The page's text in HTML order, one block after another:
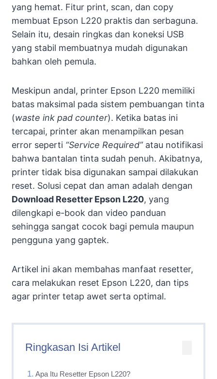
yang hemat. Fitur print, scan, dan copy
membuat Epson L220 praktis dan serbaguna.
Selain itu, desain ringkas dan koneksi USB
yang stabil membuatnya mudah digunakan
bahkan oleh pemula.
Meskipun andal, printer Epson L220 memiliki
batas maksimal pada sistem pembuangan tinta
(waste ink pad counter). Ketika batas ini
tercapai, printer akan menampilkan pesan
error seperti “Service Required”atau notifikasi
bahwa bantalan tinta sudah penuh. Akibatnya,
printer tidak bisa digunakan sampai dilakukan
reset. Solusi cepat dan aman adalah dengan
Download Resetter Epson L220, yang
dilengkapi e-book dan video panduan
sehingga sangat cocok bagi pemula maupun
pengguna yang gaptek.
Artikel ini akan membahas manfaat resetter,
cara melakukan reset Epson L220, dan tips
agar printer tetap awet serta optimal.
Ringkasan Isi Artikel
Apa Itu Resetter Epson L220?